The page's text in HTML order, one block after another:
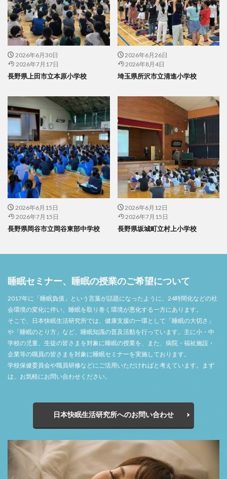
2026年6月30日
2026年7月17日
長野県上田市立本原小学校
2026年6月26日
2026年8月4日
埼玉県所沢市立清進小学校
2026年6月15日
2026年7月15日
長野県岡谷市立岡谷東部中学校
2026年6月12日
2026年7月15日
長野県坂城町立村上小学校
睡眠セミナー、睡眠の授業のご希望について
2017年に「睡眠負債」という言葉が話題になったように、24時間化などの社
会環境の変化に伴い、睡眠を取り巻く環境が悪化する一方にあります。
そこで、日本快眠生活研究所では、健康支援の一環として「睡眠の大切さ」
や「睡眠のとり方」など、睡眠知識の普及活動を行っています。主に小・中
学校の児童、生徒の皆さまを対象に睡眠の授業を、また、病院・福祉施設・
企業等の職員の皆さまを対象に睡眠セミナーを実施しております。
学校保健委員会や職員研修などにご活用いただければと考えています。まず
は、お気軽にお問い合わせください。
日本快眠生活研究所へのお問い合わせ